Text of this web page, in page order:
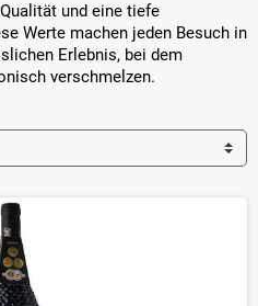
und eine tiefe
Werte machen jeden Besuch in
Erlebnis, bei dem
verschmelzen.